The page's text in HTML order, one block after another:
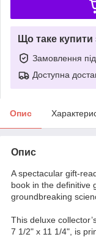
Що таке
Замовлення
Доступна
Опис
Опис
A spectacular gift-
book in the definitive
groundbreaking
This deluxe
7 1/2" x 11 1/4", is